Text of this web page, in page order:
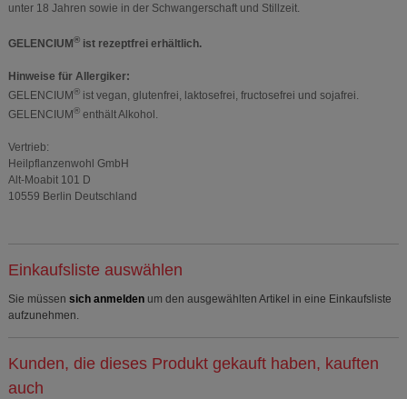
unter 18 Jahren sowie in der Schwangerschaft und Stillzeit.
GELENCIUM®ist rezeptfrei erhältlich.
Hinweise für Allergiker:
GELENCIUM®ist vegan, glutenfrei, laktosefrei, fructosefrei und sojafrei.
GELENCIUM®enthält Alkohol.
Vertrieb:
Heilpflanzenwohl GmbH
Alt-Moabit 101 D
10559 Berlin Deutschland
Einkaufsliste auswählen
Sie müssen sich anmelden um den ausgewählten Artikel in eine Einkaufsliste
aufzunehmen.
Kunden, die dieses Produkt gekauft haben, kauften
auch